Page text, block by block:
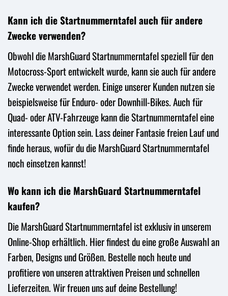
Kann ich die Startnummerntafel auch für andere
Zwecke verwenden?
Obwohl die MarshGuard Startnummerntafel speziell für den
Motocross-Sport entwickelt wurde, kann sie auch für andere
Zwecke verwendet werden. Einige unserer Kunden nutzen sie
beispielsweise für Enduro- oder Downhill-Bikes. Auch für
Quad- oder ATV-Fahrzeuge kann die Startnummerntafel eine
interessante Option sein. Lass deiner Fantasie freien Lauf und
finde heraus, wofür du die MarshGuard Startnummerntafel
noch einsetzen kannst!
Wo kann ich die MarshGuard Startnummerntafel
kaufen?
Die MarshGuard Startnummerntafel ist exklusiv in unserem
Online-Shop erhältlich. Hier findest du eine große Auswahl an
Farben, Designs und Größen. Bestelle noch heute und
profitiere von unseren attraktiven Preisen und schnellen
Lieferzeiten. Wir freuen uns auf deine Bestellung!